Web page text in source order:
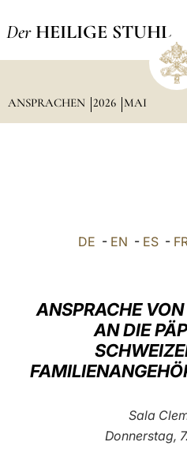
Der HEILIGE STUHL
ANSPRACHEN 2026 MAI
DE - EN - ES -
ANSPRACHE
AN DIE
Sala
Donnerstag,